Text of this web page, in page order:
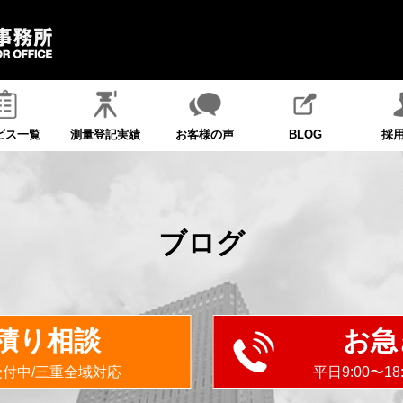
ス一覧 測量登記実績 お客様の声 BLOG 採
ブログ
り相談
中/三重全域対応
お
平日9:00〜